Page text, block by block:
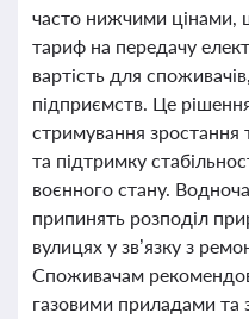
часто нижчими цінами,
тариф на передачу
вартість для
підприємств. Це
стримування зростання
та підтримку
воєнного стану.
припинять розподіл
вулицях у зв’язку з
Споживачам
газовими приладами та